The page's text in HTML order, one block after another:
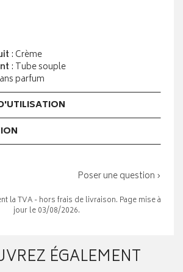
: Crème
: Tube souple
parfum
Poser une question ›
la TVA - hors frais de livraison. Page mise à
jour le 03/08/2026.
ÉGALEMENT